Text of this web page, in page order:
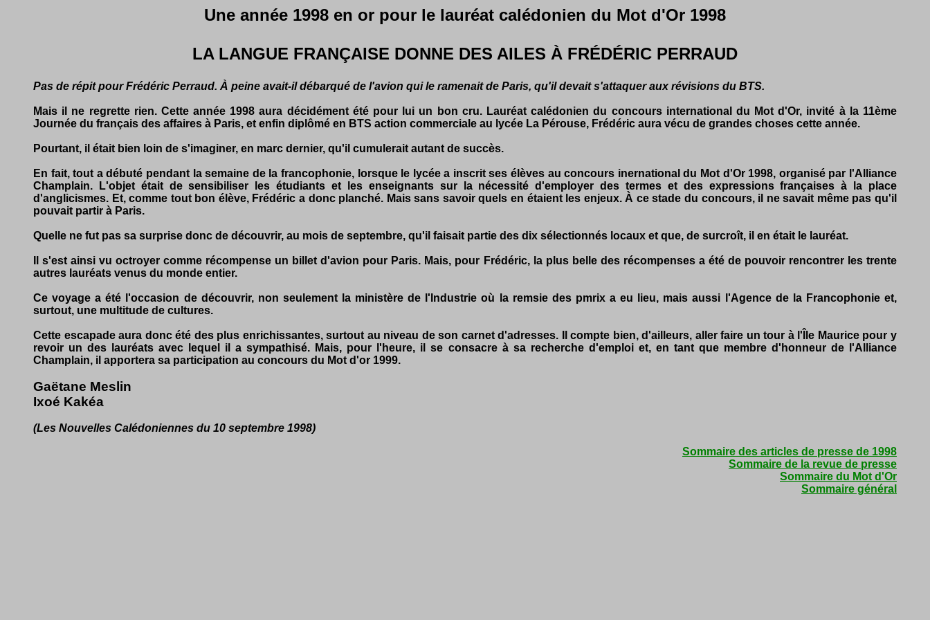
Une année 1998 en or pour le lauréat calédonien du Mot d'Or 1998
LA LANGUE FRANÇAISE DONNE DES AILES À FRÉDÉRIC PERRAUD
Pas de répit pour Frédéric Perraud. À peine avait-il débarqué de l'avion qui le ramenait de Paris, qu'il devait s'attaquer aux révisions du BTS.
Mais il ne regrette rien. Cette année 1998 aura décidément été pour lui un bon cru. Lauréat calédonien du concours international du Mot d'Or, invité à la 11ème
Journée du français des affaires à Paris, et enfin diplômé en BTS action commerciale au lycée La Pérouse, Frédéric aura vécu de grandes choses cette année.
Pourtant, il était bien loin de s'imaginer, en marc dernier, qu'il cumulerait autant de succès.
En fait, tout a débuté pendant la semaine de la francophonie, lorsque le lycée a inscrit ses élèves au concours inernational du Mot d'Or 1998, organisé par l'Alliance
Champlain. L'objet était de sensibiliser les étudiants et les enseignants sur la nécessité d'employer des termes et des expressions françaises à la place
d'anglicismes. Et, comme tout bon élève, Frédéric a donc planché. Mais sans savoir quels en étaient les enjeux. À ce stade du concours, il ne savait même pas qu'il
pouvait partir à Paris.
Quelle ne fut pas sa surprise donc de découvrir, au mois de septembre, qu'il faisait partie des dix sélectionnés locaux et que, de surcroît, il en était le lauréat.
Il s'est ainsi vu octroyer comme récompense un billet d'avion pour Paris. Mais, pour Frédéric, la plus belle des récompenses a été de pouvoir rencontrer les trente
autres lauréats venus du monde entier.
Ce voyage a été l'occasion de découvrir, non seulement la ministère de l'Industrie où la remsie des pmrix a eu lieu, mais aussi l'Agence de la Francophonie et,
surtout, une multitude de cultures.
Cette escapade aura donc été des plus enrichissantes, surtout au niveau de son carnet d'adresses. Il compte bien, d'ailleurs, aller faire un tour à l'Île Maurice pour y
revoir un des lauréats avec lequel il a sympathisé. Mais, pour l'heure, il se consacre à sa recherche d'emploi et, en tant que membre d'honneur de l'Alliance
Champlain, il apportera sa participation au concours du Mot d'or 1999.
Gaëtane Meslin
Ixoé Kakéa
(Les Nouvelles Calédoniennes du 10 septembre 1998)
Sommaire des articles de presse de 1998
Sommaire de la revue de presse
Sommaire du Mot d'Or
Sommaire général